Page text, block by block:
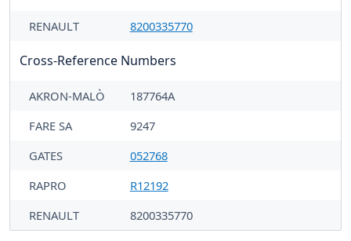
RENAULT 8200335770
Cross-Reference Numbers
AKRON-MALÒ
187764A
FARE SA
9247
GATES
052768
RAPRO
R12192
RENAULT
8200335770